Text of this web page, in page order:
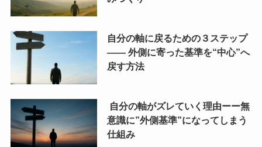
自分の軸に戻るための３ステップ
―― 外側に寄った基準を“中心”へ
戻す方法
自分の軸がズレていく理由ーー無
意識に”外側基準”になってしまう
仕組み